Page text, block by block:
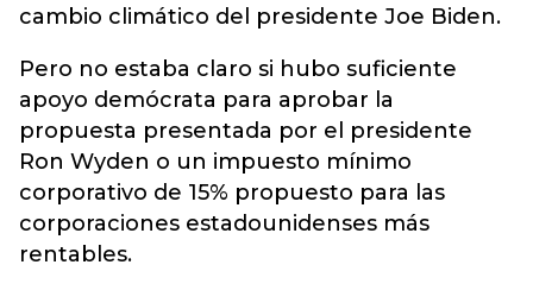
cambio climático del presidente Joe Biden.
Pero no estaba claro si hubo suficiente
apoyo demócrata para aprobar la
propuesta presentada por el presidente
Ron Wyden o un impuesto mínimo
corporativo de 15% propuesto para las
corporaciones estadounidenses más
rentables.